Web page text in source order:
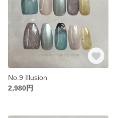
No.9 Illusion
2,980円